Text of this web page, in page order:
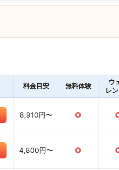
料金目安 無料体験
ウ
レ
8,910円〜 ○
4,800円〜 ○